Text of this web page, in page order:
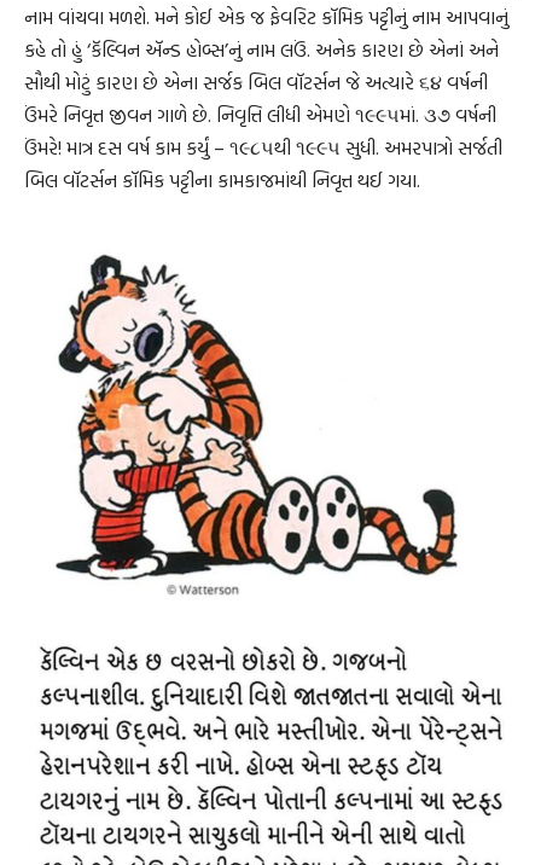
નામ વાંચવા મળશે. મને કોઈ એક જ ફેવરિટ કૉમિક પટ્ટીનું નામ આપવાનું
કહે તો હું ‘કૅલ્વિન ઍન્ડ હોબ્સ’નું નામ લઉં. અનેક કારણ છે એનાં અને
સૌથી મોટું કારણ છે એના સર્જક બિલ વૉટર્સન જે અત્યારે ૬૪ વર્ષની
ઉંમરે નિવૃત્ત જીવન ગાળે છે. નિવૃત્તિ લીધી એમણે ૧૯૯૫માં. ૩૭ વર્ષની
ઉંમરે! માત્ર દસ વર્ષ કામ કર્યું – ૧૯૮૫થી ૧૯૯૫ સુધી. અમરપાત્રો સર્જતી
બિલ વૉટર્સન કૉમિક પટ્ટીના કામકાજમાંથી નિવૃત્ત થઈ ગયા.